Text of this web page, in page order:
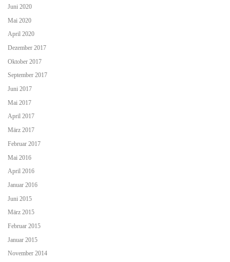
Juni 2020
Mai 2020
April 2020
Dezember 2017
Oktober 2017
September 2017
Juni 2017
Mai 2017
April 2017
März 2017
Februar 2017
Mai 2016
April 2016
Januar 2016
Juni 2015
März 2015
Februar 2015
Januar 2015
November 2014